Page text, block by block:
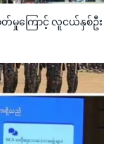
မှုကြောင့် လူငယ်နှစ်ဦး